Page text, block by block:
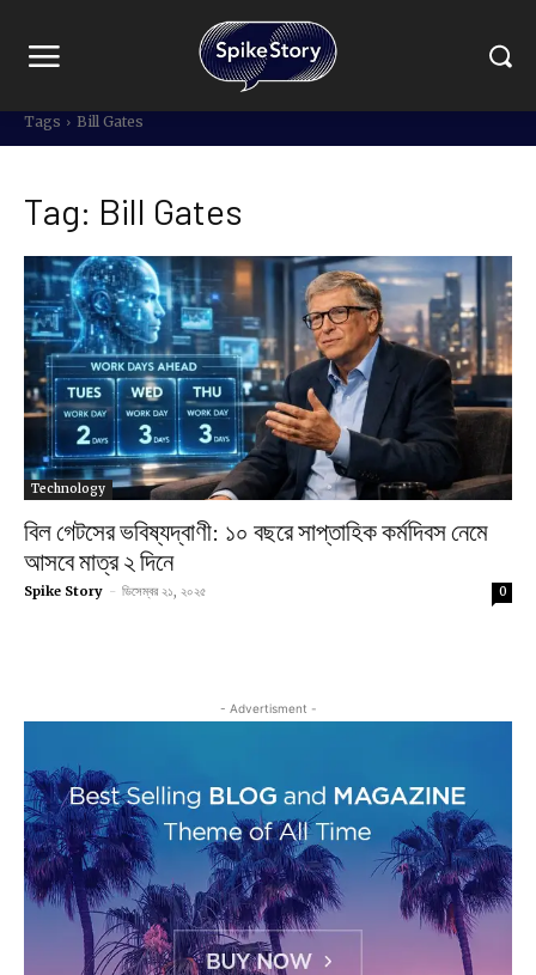
Tags Bill Gates
Tag: Bill Gates
Technology
বিল গেটসের ভবিষ্যদ্বাণী: ১০ বছরে সাপ্তাহিক কর্মদিবস নেমে
আসবে মাত্র ২ দিনে
Spike Story - ডিসেম্বর ২১, ২০২৫ 0
- Advertisment -